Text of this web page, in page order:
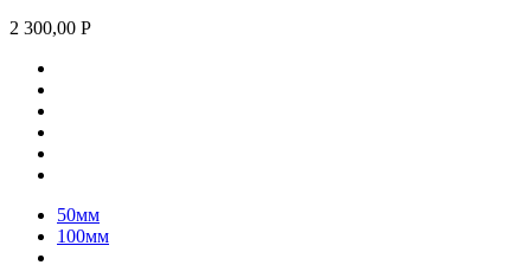
2 300,00 Р
50мм
100мм